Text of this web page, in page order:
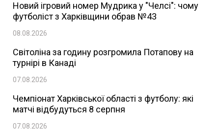
Новий ігровий номер Мудрика у "Челсі": чому
футболіст з Харківщини обрав №43
08.08.2026
Світоліна за годину розгромила Потапову на
турнірі в Канаді
07.08.2026
Чемпіонат Харківської області з футболу: які
матчі відбудуться 8 серпня
07.08.2026